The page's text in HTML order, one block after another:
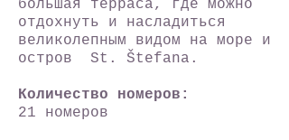
большая терраса, где можно
отдохнуть и насладиться
великолепным видом на море и
остров St. Štefana.
Количество номеров:
21 номеров